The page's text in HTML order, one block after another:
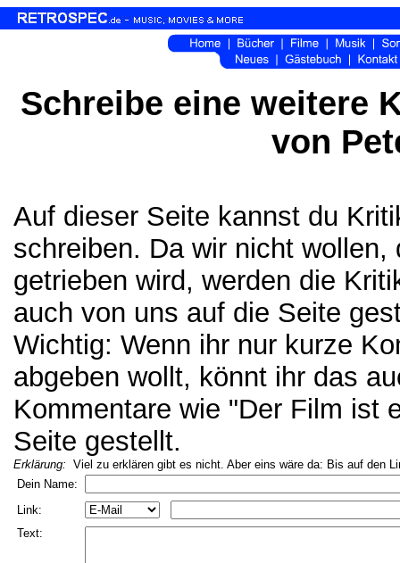
Schreibe eine weitere
von
Auf dieser Seite kannst du
schreiben. Da wir nicht
getrieben wird, werden die
auch von uns auf die Seite
Wichtig: Wenn ihr nur kurze
abgeben wollt, könnt ihr das
Kommentare wie "Der Film ist
Seite gestellt.
Erklärung: Viel zu erklären gibt es nicht. Aber eins wäre da: Bis auf den
Dein Name:
Link:
Text: